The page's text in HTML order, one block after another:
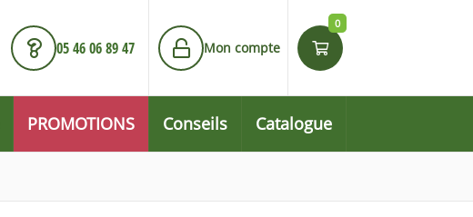
0
Mon compte
05 46 06 89 47
PROMOTIONS Conseils Catalogue